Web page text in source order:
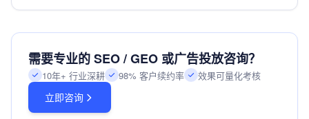
需要专业的 SEO / GEO 或广告投放咨询？
10年+ 行业深耕 98% 客户续约率 效果可量化考核
立即咨询